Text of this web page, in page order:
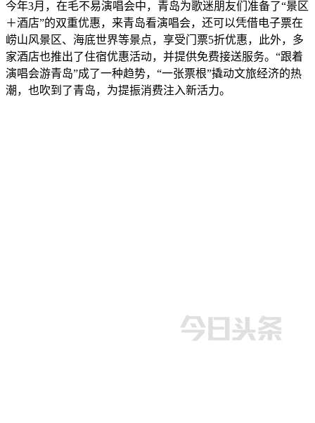
今年3月，在毛不易演唱会中，青岛为歌迷朋友们准备了“景区
＋酒店”的双重优惠，来青岛看演唱会，还可以凭借电子票在
崂山风景区、海底世界等景点，享受门票5折优惠，此外，多
家酒店也推出了住宿优惠活动，并提供免费接送服务。“跟着
演唱会游青岛”成了一种趋势，“一张票根”撬动文旅经济的热
潮，也吹到了青岛，为提振消费注入新活力。